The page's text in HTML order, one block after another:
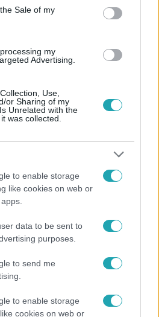
Sale of my
my
Advertising.
Use,
or Sharing of my
Unrelated with the
was collected.
to enable storage
like cookies on web or
data to be sent to
purposes.
to send me
to enable storage
cookies on web or
#SZTARENKI DÓRA